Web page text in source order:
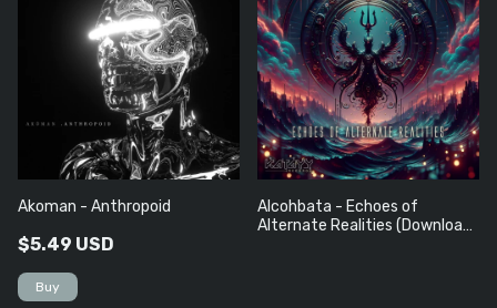
Akoman - Anthropoid
$5.49 USD
Alcohbata - Echoes of
Alternate Realities (Download